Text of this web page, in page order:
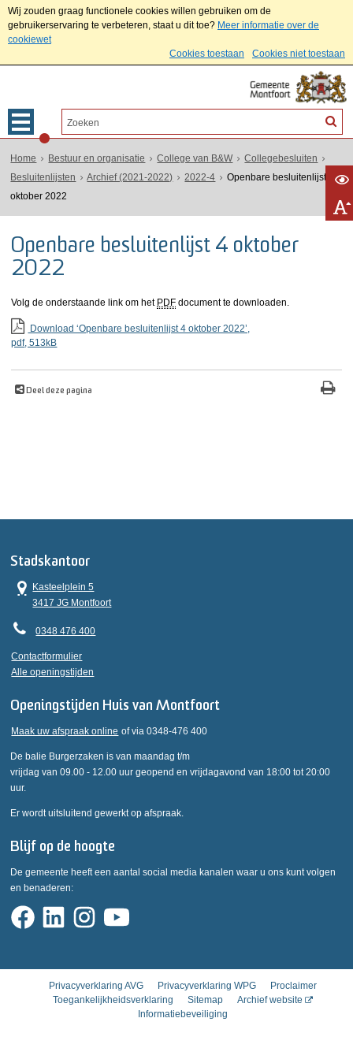
Wij zouden graag functionele cookies willen gebruiken om de
gebruikerservaring te verbeteren, staat u dit toe? Meer informatie over de
cookiewet
Cookies toestaan
Cookies niet toestaan
Home Bestuur en organisatie College van B&W
Collegebesluiten
Besluitenlijsten
Archief (2021-2022) 2022-4
Openbare besluitenlijst 4
oktober 2022
Openbare besluitenlijst 4 oktober
2022
Volg de onderstaande link om het PDF document te downloaden.
Download ‘Openbare besluitenlijst 4 oktober 2022’,
pdf, 513kB
Deel deze pagina
Stadskantoor
Kasteelplein 5
3417 JG Montfoort
0348 476 400
Contactformulier
Alle openingstijden
Openingstijden Huis van Montfoort
Maak uw afspraak online of via 0348-476 400
De balie Burgerzaken is van maandag t/m
vrijdag van 09.00 - 12.00 uur geopend en vrijdagavond van 18:00 tot 20:00
uur.
Er wordt uitsluitend gewerkt op afspraak.
Blijf op de hoogte
De gemeente heeft een aantal social media kanalen waar u ons kunt volgen
en benaderen:
Privacyverklaring AVG Privacyverklaring WPG
Proclaimer
Toegankelijkheidsverklaring
Sitemap
Archief website
Informatiebeveiliging